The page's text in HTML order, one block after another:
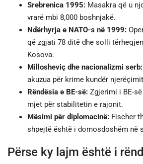
Srebrenica 1995: Masakra që u
vrarë mbi 8,000 boshnjakë.
Ndërhyrja e NATO-s në 1999:
që zgjati 78 ditë dhe solli
Kosova.
Millosheviç dhe nacionalizmi serb:
akuzua për krime kundër
Rëndësia e BE-së: Zgjerimi i BE-
mjet për stabilitetin e rajonit.
Mësimi për diplomacinë: Fischer
shpejtë është i domosdoshëm në
Përse ky lajm është i